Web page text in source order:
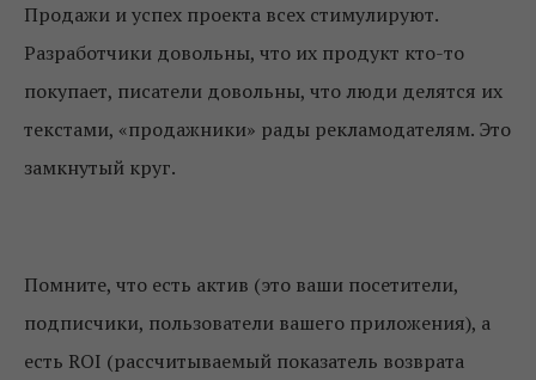
Продажи и успех проекта всех стимулируют.
Разработчики довольны, что их продукт кто-то
покупает, писатели довольны, что люди делятся их
текстами, «продажники» рады рекламодателям. Это
замкнутый круг.
Помните, что есть актив (это ваши посетители,
подписчики, пользователи вашего приложения), а
есть ROI (рассчитываемый показатель возврата